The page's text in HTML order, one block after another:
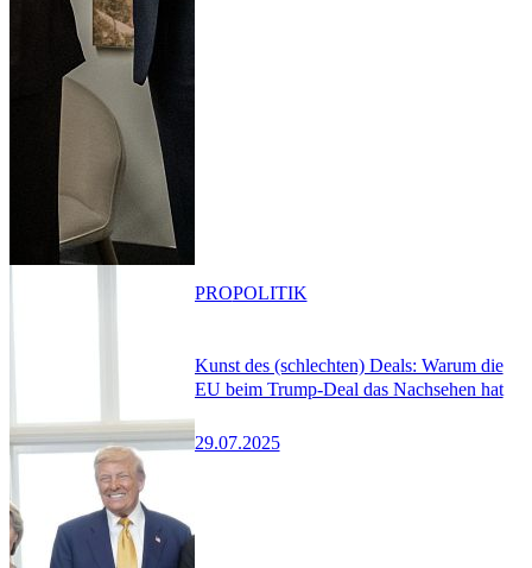
Kunst des (schlechten) Deals: Warum die
EU beim Trump-Deal das Nachsehen hat
29.07.2025
PROPOLITIK